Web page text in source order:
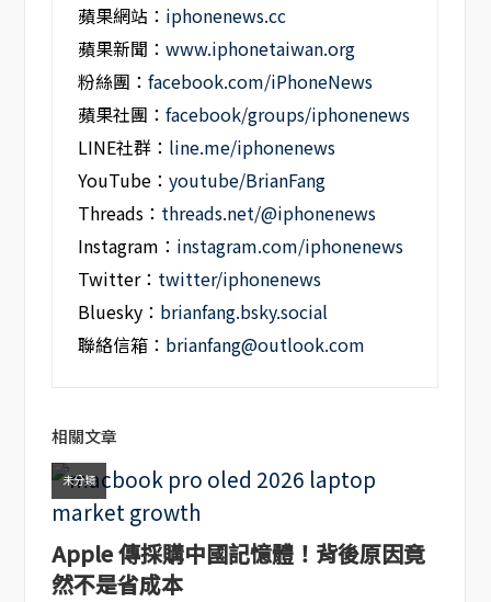
蘋果網站： iphonenews.cc
蘋果新聞：www.iphonetaiwan.org
粉絲團：facebook.com/iPhoneNews
蘋果社團：facebook/groups/iphonenews
LINE社群： line.me/iphonenews
YouTube：youtube/BrianFang
Threads： threads.net/@iphonenews
Instagram： instagram.com/iphonenews
Twitter： twitter/iphonenews
Bluesky： brianfang.bsky.social
聯絡信箱： brianfang@outlook.com
相關文章
未分類
Apple 傳採購中國記憶體！背後原因竟
然不是省成本